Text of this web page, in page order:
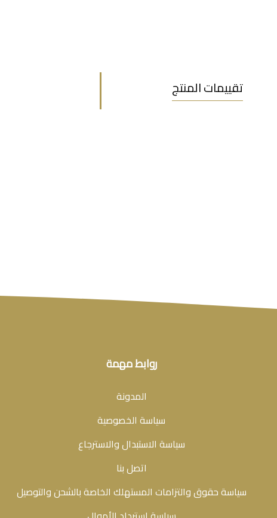
تقييمات المنتج
روابط مهمة
المدونة
سياسة الخصوصية
سياسة الاستبدال والاسترجاع
اتصل بنا
سياسة حقوق والتزامات المستهلك الخاصة بالشحن والتوصيل